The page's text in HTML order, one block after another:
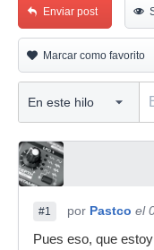
Enviar post
Marcar como favorito
#1 por Pastco el
Pues eso, que